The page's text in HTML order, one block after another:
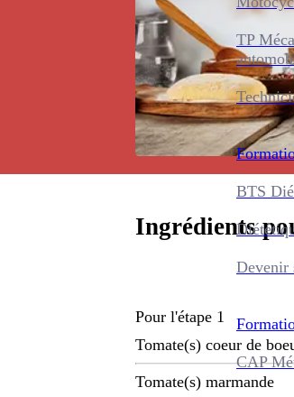
TP
BTS
Devenir
CAP
Ingrédients
Pour l'étape 1
Tomate(s) coeur de
Tomate(s) marmande